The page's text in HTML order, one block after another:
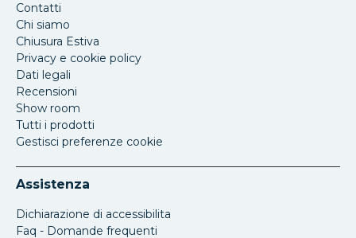
Contatti
Chi siamo
Chiusura Estiva
Privacy e cookie policy
Dati legali
Recensioni
Show room
Tutti i prodotti
Gestisci preferenze cookie
Assistenza
Dichiarazione di accessibilita
Faq - Domande frequenti